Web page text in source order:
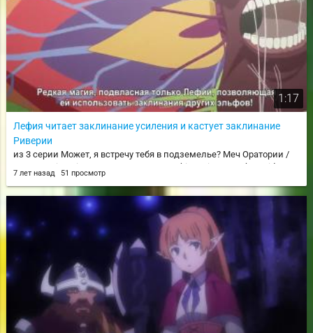
1:17
Лефия читает заклинание усиления и кастует заклинание
Риверии
из 3 серии Может, я встречу тебя в подземелье? Меч Оратории /
Dungeon ni Deai wo Motomeru no wa Machigatteiru Darou ka Gaiden:
Sword Oratoria / danmachi gaiden
7 лет назад 51 просмотр